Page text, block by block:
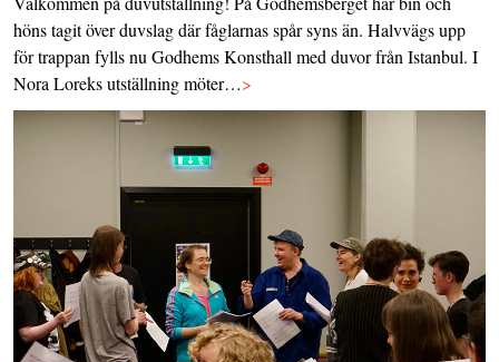
höns tagit över duvslag där fåglarnas spår syns än. Halvvägs upp
för trappan fylls nu Godhems Konsthall med duvor från Istanbul. I
Nora Loreks utställning möter…>